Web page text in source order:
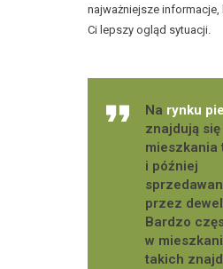
najważniejsze
Ci lepszy ogląd sytuacji.
Na rynku
znajdują się
mieszkania
i później
przez
Bardzo
w
takich